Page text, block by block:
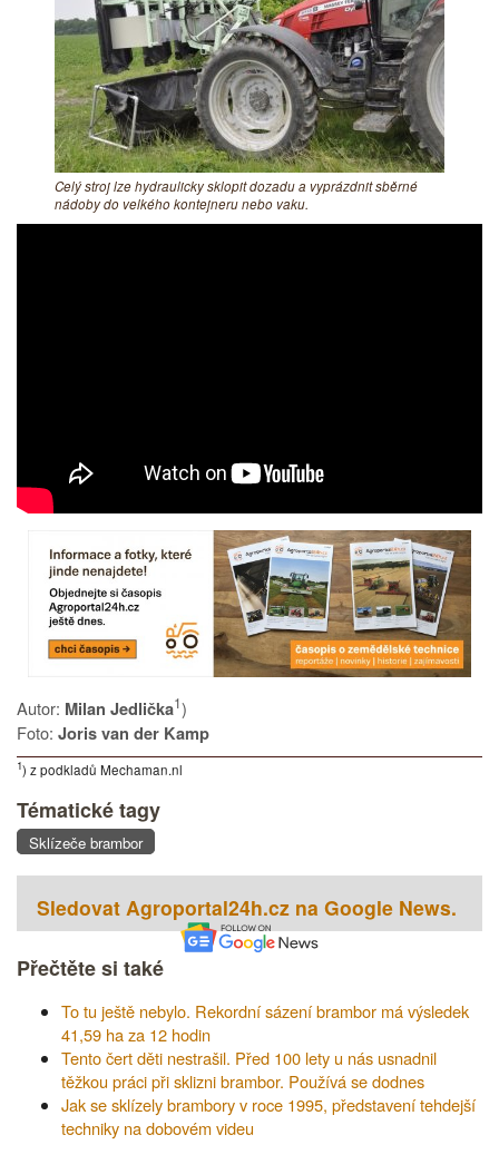
Celý stroj lze hydraulicky sklopit dozadu a vyprázdnit sběrné
nádoby do velkého kontejneru nebo vaku.
Autor: Milan Jedlička1)
Foto: Joris van der Kamp
1) z podkladů Mechaman.nl
Tématické tagy
Sklízeče brambor
Sledovat Agroportal24h.cz na Google News.
Přečtěte si také
To tu ještě nebylo. Rekordní sázení brambor má výsledek
41,59 ha za 12 hodin
Tento čert děti nestrašil. Před 100 lety u nás usnadnil
těžkou práci při sklizni brambor. Používá se dodnes
Jak se sklízely brambory v roce 1995, představení tehdejší
techniky na dobovém videu